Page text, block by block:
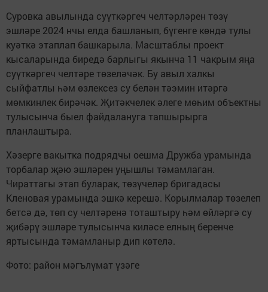
Суровка авылында суүткәргеч челтәрләрен төзү
эшләре 2024 нчы елда башланып, бүгенге көндә тулы
куәткә этаплап башкарыла. Масштаблы проект
кысаларында биредә барлыгы якынча 11 чакрым яңа
суүткәргеч челтәре төзеләчәк. Бу авыл халкы
сыйфатлы һәм өзлексез су белән тәэмин итәргә
мөмкинлек бирәчәк. Җитәкчелек әлеге мөһим объектны
тулысынча быел файдалануга тапшырырга
планлаштыра.
Хәзерге вакытка подрядчы оешма Дружба урамында
торбалар җәю эшләрен уңышлы тәмамлаган.
Чираттагы этап буларак, төзүчеләр бригадасы
Кленовая урамында эшкә керешә. Корылмалар төзелеп
бетсә дә, төп су челтәренә тоташтыру һәм өйләргә су
җибәрү эшләре тулысынча киләсе елның беренче
яртысында тәмамланыр дип көтелә.
Фото: район мәгълүмат үзәге